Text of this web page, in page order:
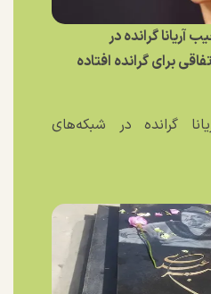
گرانده در
برای گرانده افتاده
گرانده در شبکه‌های